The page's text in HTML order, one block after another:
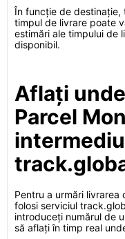
În funcție de destinație,
timpul de livrare poate
estimări ale timpului de
disponibil.
Aflați
Parcel
Pentru a urmări
folosi serviciul
introduceți numărul de
să aflați în timp real